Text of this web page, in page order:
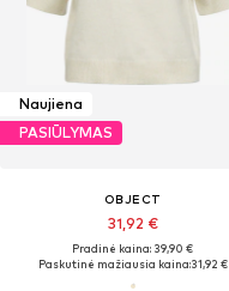
Naujiena
PASIŪLYMAS
OBJECT
31,92 €
Pradinė kaina: 39,90 €
Paskutinė mažiausia kaina:31,92 €